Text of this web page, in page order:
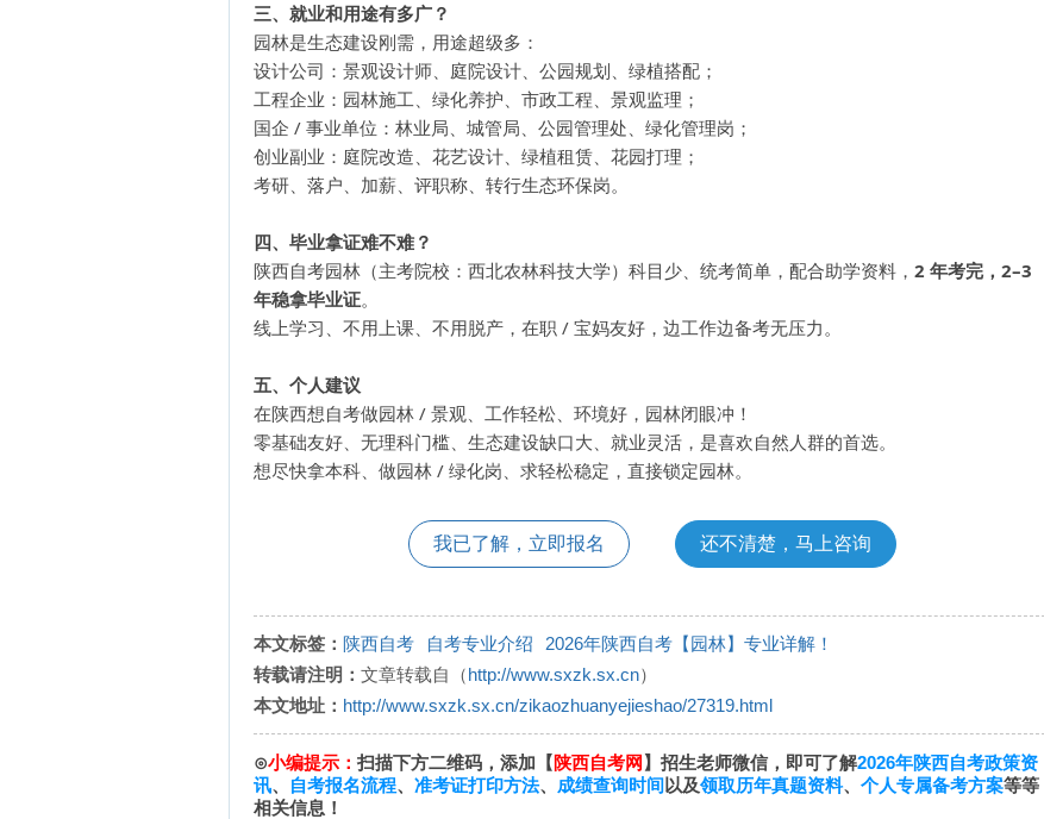
三、就业和用途有多广？
园林是生态建设刚需，用途超级多：
设计公司：景观设计师、庭院设计、公园规划、绿植搭配；
工程企业：园林施工、绿化养护、市政工程、景观监理；
国企 / 事业单位：林业局、城管局、公园管理处、绿化管理岗；
创业副业：庭院改造、花艺设计、绿植租赁、花园打理；
考研、落户、加薪、评职称、转行生态环保岗。
四、毕业拿证难不难？
陕西自考园林（主考院校：西北农林科技大学）科目少、统考简单，配合助学资料， 2 年考完，2–3
年稳拿毕业证。
线上学习、不用上课、不用脱产，在职 / 宝妈友好，边工作边备考无压力。
五、个人建议
在陕西想自考做园林 / 景观、工作轻松、环境好，园林闭眼冲！
零基础友好、无理科门槛、生态建设缺口大、就业灵活，是喜欢自然人群的首选。
想尽快拿本科、做园林 / 绿化岗、求轻松稳定，直接锁定园林。
我已了解，立即报名 还不清楚，马上咨询
本文标签： 陕西自考 自考专业介绍
2026年陕西自考【园林】专业详解！
转载请注明： 文章转载自（http://www.sxzk.sx.cn）
本文地址： http://www.sxzk.sx.cn/zikaozhuanyejieshao/27319.html
⊙小编提示： 扫描下方二维码，添加【陕西自考网 】招生老师微信，即可了解2026年陕西自考政策资
讯、 自考报名流程、 准考证打印方法、 成绩查询时间 以及领取历年真题资料、 个人专属备考方案等等
相关信息！